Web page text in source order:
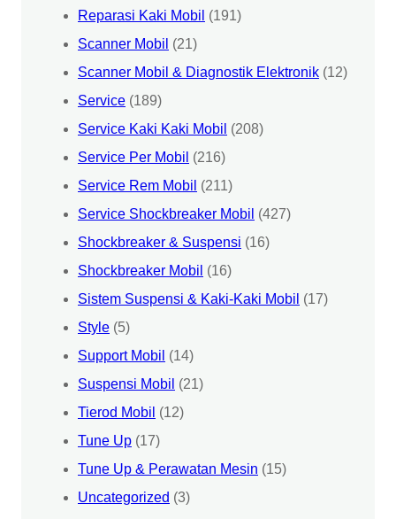
Reparasi Kaki Mobil (191)
Scanner Mobil (21)
Scanner Mobil & Diagnostik Elektronik (12)
Service (189)
Service Kaki Kaki Mobil (208)
Service Per Mobil (216)
Service Rem Mobil (211)
Service Shockbreaker Mobil (427)
Shockbreaker & Suspensi (16)
Shockbreaker Mobil (16)
Sistem Suspensi & Kaki-Kaki Mobil (17)
Style (5)
Support Mobil (14)
Suspensi Mobil (21)
Tierod Mobil (12)
Tune Up (17)
Tune Up & Perawatan Mesin (15)
Uncategorized (3)